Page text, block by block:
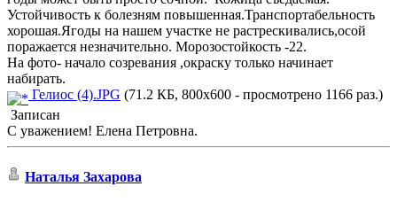
Устойчивость к болезням повышенная.Транспортабельность
хорошая.Ягоды на нашем участке не растрескивались,осой
поражается незначительно. Морозостойкость -22.
На фото- начало созревания ,окраску только начинает
набирать.
Гелиос (4).JPG (71.2 КБ, 800x600 - просмотрено 1166 раз.)
Записан
С уважением! Елена Петровна.
Наталья Захарова